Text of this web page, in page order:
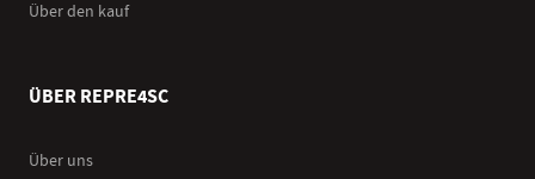
Über den kauf
ÜBER REPRE4SC
Über uns